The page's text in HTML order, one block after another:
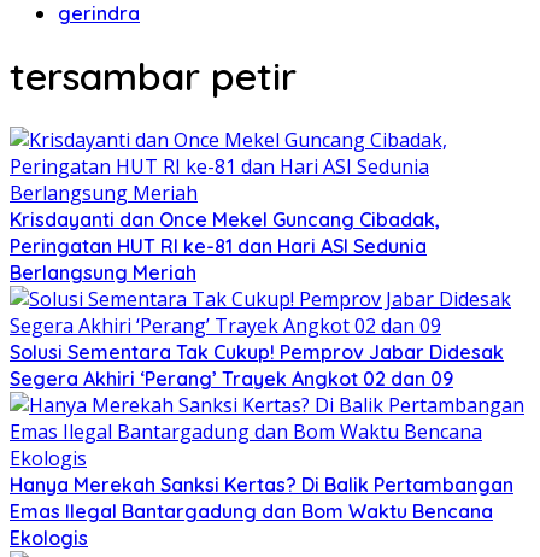
gerindra
tersambar petir
Krisdayanti dan Once Mekel Guncang Cibadak,
Peringatan HUT RI ke-81 dan Hari ASI Sedunia
Berlangsung Meriah
Solusi Sementara Tak Cukup! Pemprov Jabar Didesak
Segera Akhiri ‘Perang’ Trayek Angkot 02 dan 09
Hanya Merekah Sanksi Kertas? Di Balik Pertambangan
Emas Ilegal Bantargadung dan Bom Waktu Bencana
Ekologis